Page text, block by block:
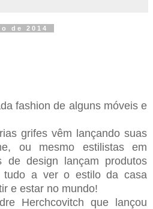
de 2014
fashion de alguns móveis e
grifes vêm lançando suas
ou mesmo estilistas em
de design lançam produtos
tudo a ver o estilo da casa
e estar no mundo!
Herchcovitch que lançou